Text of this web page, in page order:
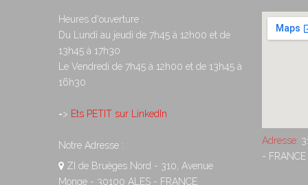
Heures d'ouverture :
Du Lundi au jeudi de 7h45 à 12h00 et de
13h45 à 17h30
Le Vendredi de 7h45 à 12h00 et de 13h45 à
16h30
=> Ets PETIT sur LinkedIn
Notre Adresse :
ZI de Bruèges Nord - 310, Avenue
Monge - 30100 ALES - FRANCE
Adresse:
- FRANCE